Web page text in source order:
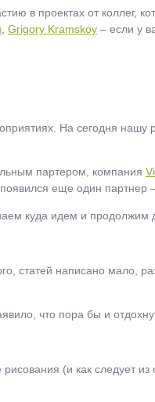
в проектах от коллег,
Grigory Kramskoy – если у
На сегодня
партером, компания
еще один партнер
куда идем и продолжим
статей написано мало,
что пора бы и
(и как следует из